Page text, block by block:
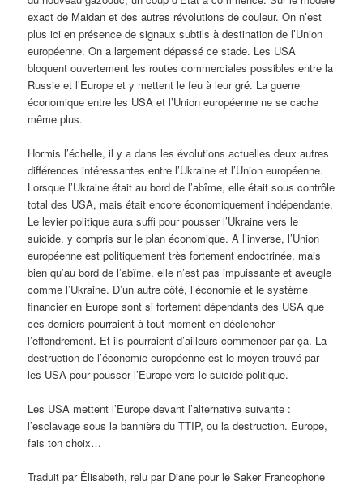
exact de Maidan et des autres révolutions de couleur. On n’est
plus ici en présence de signaux subtils à destination de l’Union
européenne. On a largement dépassé ce stade. Les USA
bloquent ouvertement les routes commerciales possibles entre la
Russie et l’Europe et y mettent le feu à leur gré. La guerre
économique entre les USA et l’Union européenne ne se cache
même plus.
Hormis l’échelle, il y a dans les évolutions actuelles deux autres
différences intéressantes entre l’Ukraine et l’Union européenne.
Lorsque l’Ukraine était au bord de l’abîme, elle était sous contrôle
total des USA, mais était encore économiquement indépendante.
Le levier politique aura suffi pour pousser l’Ukraine vers le
suicide, y compris sur le plan économique. A l’inverse, l’Union
européenne est politiquement très fortement endoctrinée, mais
bien qu’au bord de l’abîme, elle n’est pas impuissante et aveugle
comme l’Ukraine. D’un autre côté, l’économie et le système
financier en Europe sont si fortement dépendants des USA que
ces derniers pourraient à tout moment en déclencher
l’effondrement. Et ils pourraient d’ailleurs commencer par ça. La
destruction de l’économie européenne est le moyen trouvé par
les USA pour pousser l’Europe vers le suicide politique.
Les USA mettent l’Europe devant l’alternative suivante :
l’esclavage sous la bannière du TTIP, ou la destruction. Europe,
fais ton choix…
Traduit par Élisabeth, relu par Diane pour le Saker Francophone